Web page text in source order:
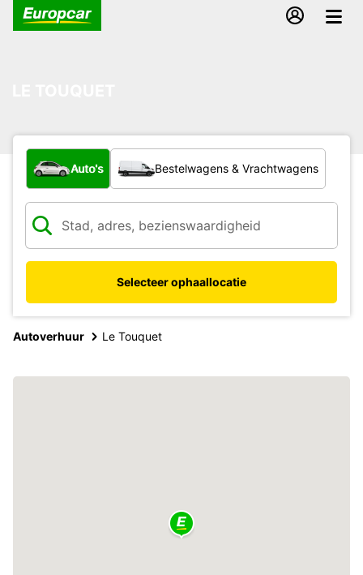
Welk type voertuig?
Auto's Bestelwagens & Vrachtwagens
Selecteer ophaallocatie
Autoverhuur Le Touquet